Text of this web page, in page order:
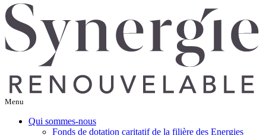
Menu
Qui sommes-nous
Fonds de dotation caritatif de la filière des Energies